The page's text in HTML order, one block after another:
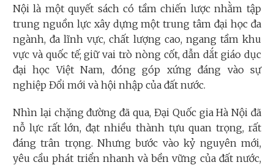
Nội là một quyết sách có tầm chiến lược nhằm tập
trung nguồn lực xây dựng một trung tâm đại học đa
ngành, đa lĩnh vực, chất lượng cao, ngang tầm khu
vực và quốc tế; giữ vai trò nòng cốt, dẫn dắt giáo dục
đại học Việt Nam, đóng góp xứng đáng vào sự
nghiệp Đổi mới và hội nhập của đất nước.
Nhìn lại chặng đường đã qua, Đại Quốc gia Hà Nội đã
nỗ lực rất lớn, đạt nhiều thành tựu quan trọng, rất
đáng trân trọng. Nhưng bước vào kỷ nguyên mới,
yêu cầu phát triển nhanh và bền vững của đất nước,